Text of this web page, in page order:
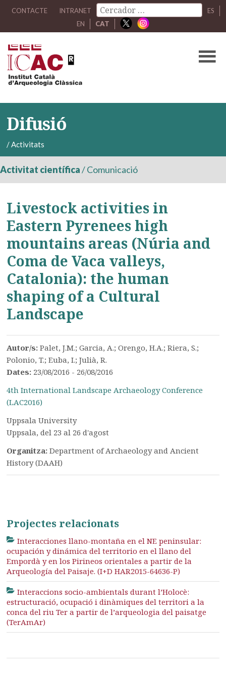
CONTACTE INTRANET
ES
EN
CAT
Difusió
/Activitats
Activitat científica/Comunicació
Livestock activities in
Eastern Pyrenees high
mountains areas (Núria and
Coma de Vaca valleys,
Catalonia): the human
shaping of a Cultural
Landscape
Autor/s:Palet, J.M.; Garcia, A.; Orengo, H.A.; Riera, S.;
Polonio, T.; Euba, I.; Julià, R.
Dates: 23/08/2016 - 26/08/2016
4th International Landscape Archaeology Conference
(LAC2016)
Uppsala University
Uppsala, del 23 al 26 d'agost
Organitza:Department of Archaeology and Ancient
History (DAAH)
Projectes relacionats
Interacciones llano-montaña en el NE peninsular:
ocupación y dinámica del territorio en el llano del
Empordà y en los Pirineos orientales a partir de la
Arqueología del Paisaje. (I+D HAR2015-64636-P)
Interaccions socio-ambientals durant l’Holocè:
estructuració, ocupació i dinàmiques del territori a la
conca del riu Ter a partir de l’arqueologia del paisatge
(TerAmAr)